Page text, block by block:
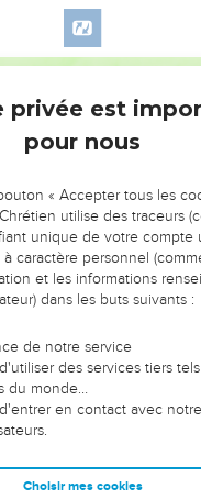
PAS
DE L’ANNÉE !
POUVAIENT VOUS
VOTRES ?
Mais on voit moins les
qu'ils ont traversés, alors
elles qui les ont façonnés.
leaders, entrepreneurs, et
plus de sagesse afin
privée est
pour nous
« Accepter tous les
utilise des traceurs
unique de votre compte
caractère personnel
et les informations
dans les buts suivants :
de notre service
des services tiers
du monde…
en contact avec
Choisir mes cookies